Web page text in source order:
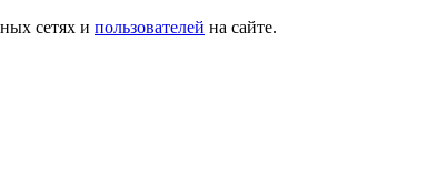
сетях и пользователей на сайте.